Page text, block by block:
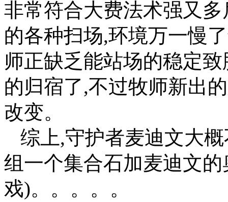
非常符合大费法术强又
的各种扫场,环境万一慢
师正缺乏能站场的稳定
的归宿了,不过牧师新出
改变。
综上,守护者麦迪文大
组一个集合石加麦迪文
戏)。。。。。